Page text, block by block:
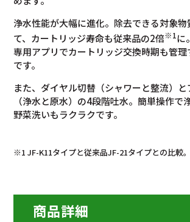
浄水性能が大幅に進化。除去できる対象
て、カートリッジ寿命も従来品の2倍※1に。
専用アプリでカートリッジ交換時期も管
です。
また、ダイヤル切替（シャワーと整流）
（浄水と原水）の4段階吐水。簡単操作で
野菜洗いもラクラクです。
※1 JF-K11タイプと従来品JF-21タイプとの比較。
商品詳細